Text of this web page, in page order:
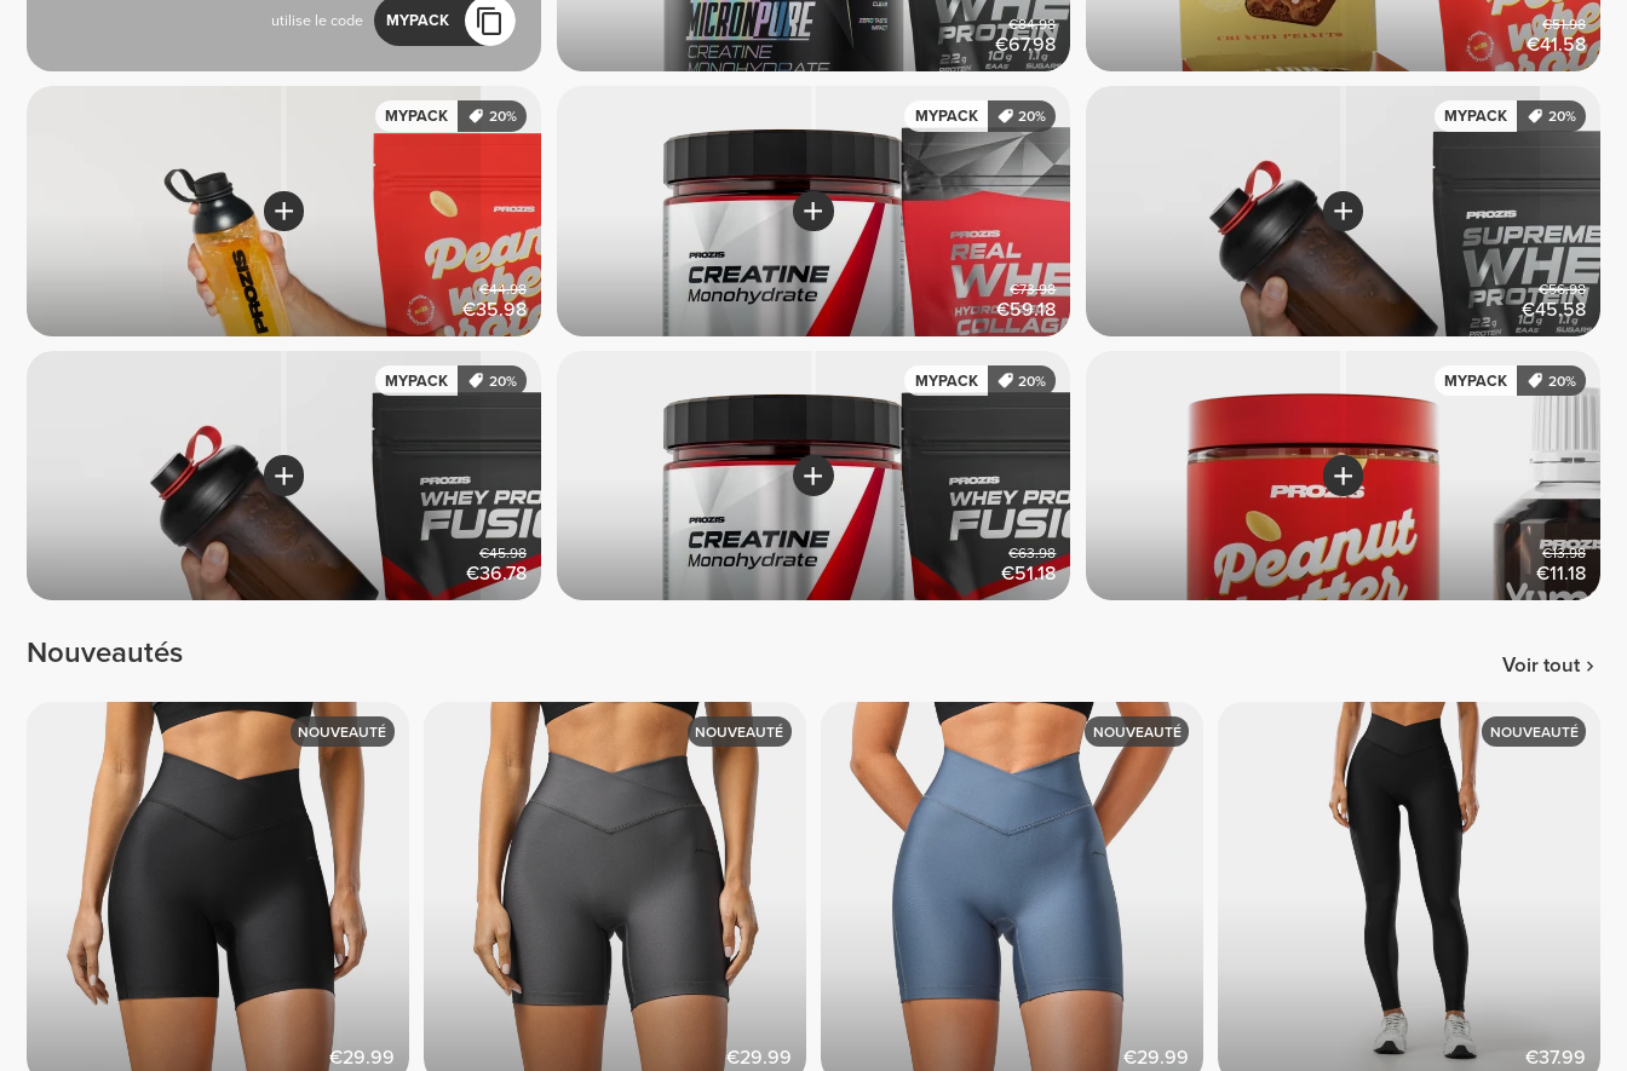
utilise le code MYPACK
€67.98
€84.98
€41.58
€51.98
MYPACK 20%
€35.98
€44.98
MYPACK 20%
€59.18
€73.98
MYPACK 20%
€45.58
€56.98
MYPACK 20%
€36.78
€45.98
MYPACK 20%
€51.18
€63.98
MYPACK 20%
€11.18
€13.98
Nouveautés Voir tout
€29.99
NOUVEAUTÉ
€29.99
NOUVEAUTÉ
€29.99
NOUVEAUTÉ
€37.99
NOUVEAUTÉ